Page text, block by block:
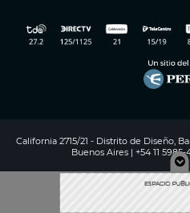
California 2715/21 - Distrito de Diseño,
Buenos Aires | +54 11